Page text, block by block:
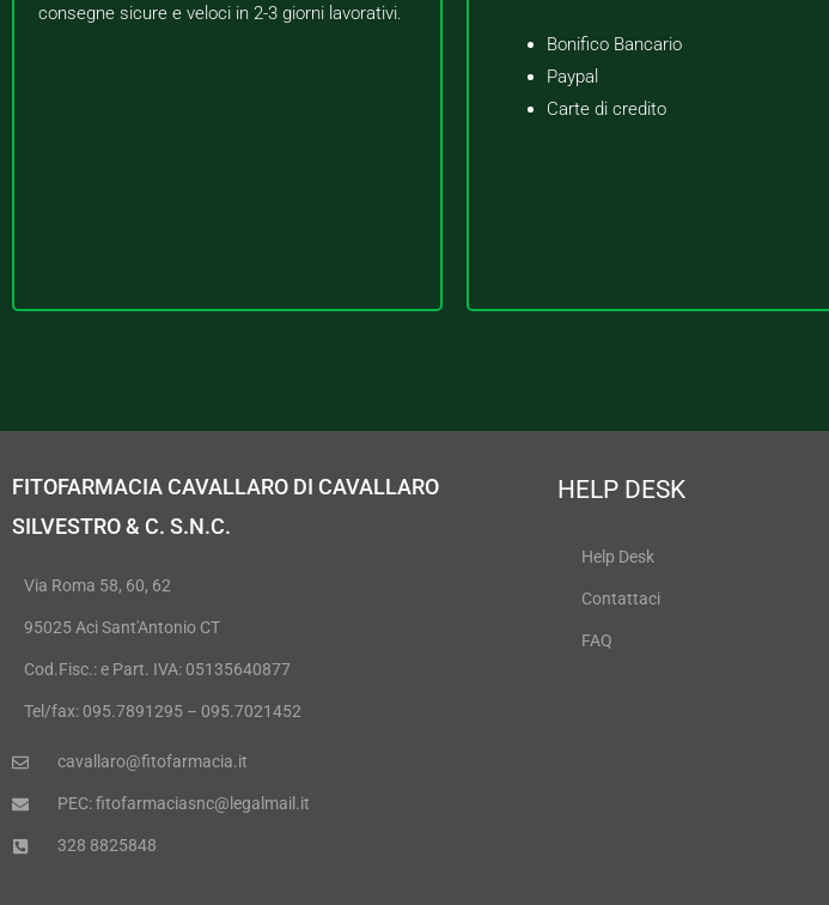
consegne sicure e veloci in 2-3 giorni lavorativi.
Bonifico Bancario
Paypal
Carte di credito
FITOFARMACIA CAVALLARO DI CAVALLARO
SILVESTRO & C. S.N.C.
Via Roma 58, 60, 62
95025 Aci Sant'Antonio CT
Cod.Fisc.: e Part. IVA: 05135640877
Tel/fax: 095.7891295 – 095.7021452
cavallaro@fitofarmacia.it
PEC: fitofarmaciasnc@legalmail.it
328 8825848
HELP DESK
Help Desk
Contattaci
FAQ